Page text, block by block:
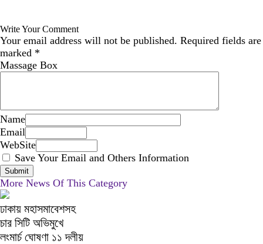
Write Your Comment
Your email address will not be published. Required fields are
marked *
Massage Box
Name
Email
WebSite
Save Your Email and Others Information
More News Of This Category
ঢাকায় মহাসমাবেশসহ
চার সিটি অভিমুখে
লংমার্চ ঘোষণা ১১ দলীয়